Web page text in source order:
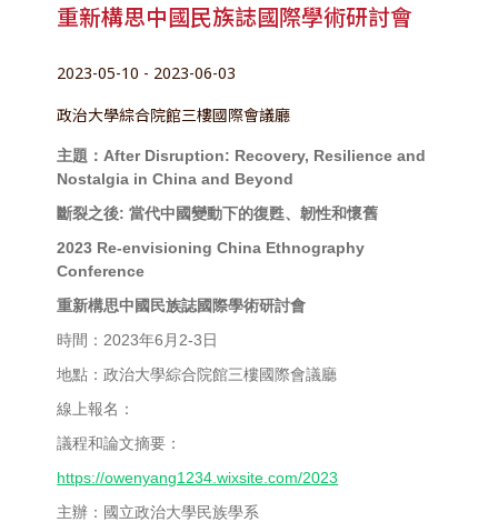
重新構思中國民族誌國際學術研討會
2023-05-10 - 2023-06-03
政治大學綜合院館三樓國際會議廳
主題：After Disruption: Recovery, Resilience and
Nostalgia in China and Beyond
斷裂之後: 當代中國變動下的復甦、韌性和懷舊
2023 Re-envisioning China Ethnography
Conference
重新構思中國民族誌國際學術研討會
時間：2023年6月2-3日
地點：政治大學綜合院館三樓國際會議廳
線上報名：
議程和論文摘要：
https://owenyang1234.wixsite.com/2023
主辦：國立政治大學民族學系